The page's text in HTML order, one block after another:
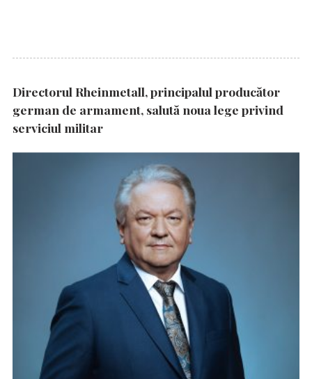
Directorul Rheinmetall, principalul producător
german de armament, salută noua lege privind
serviciul militar